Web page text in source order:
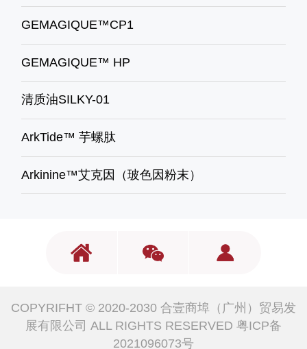
GEMAGIQUE™CP1
GEMAGIQUE™ HP
清质油SILKY-01
ArkTide™ 芋螺肽
Arkinine™艾克因（玻色因粉末）
COPYRIFHT © 2020-2030 合壹商埠（广州）贸易发
展有限公司 ALL RIGHTS RESERVED 粤ICP备
2021096073号